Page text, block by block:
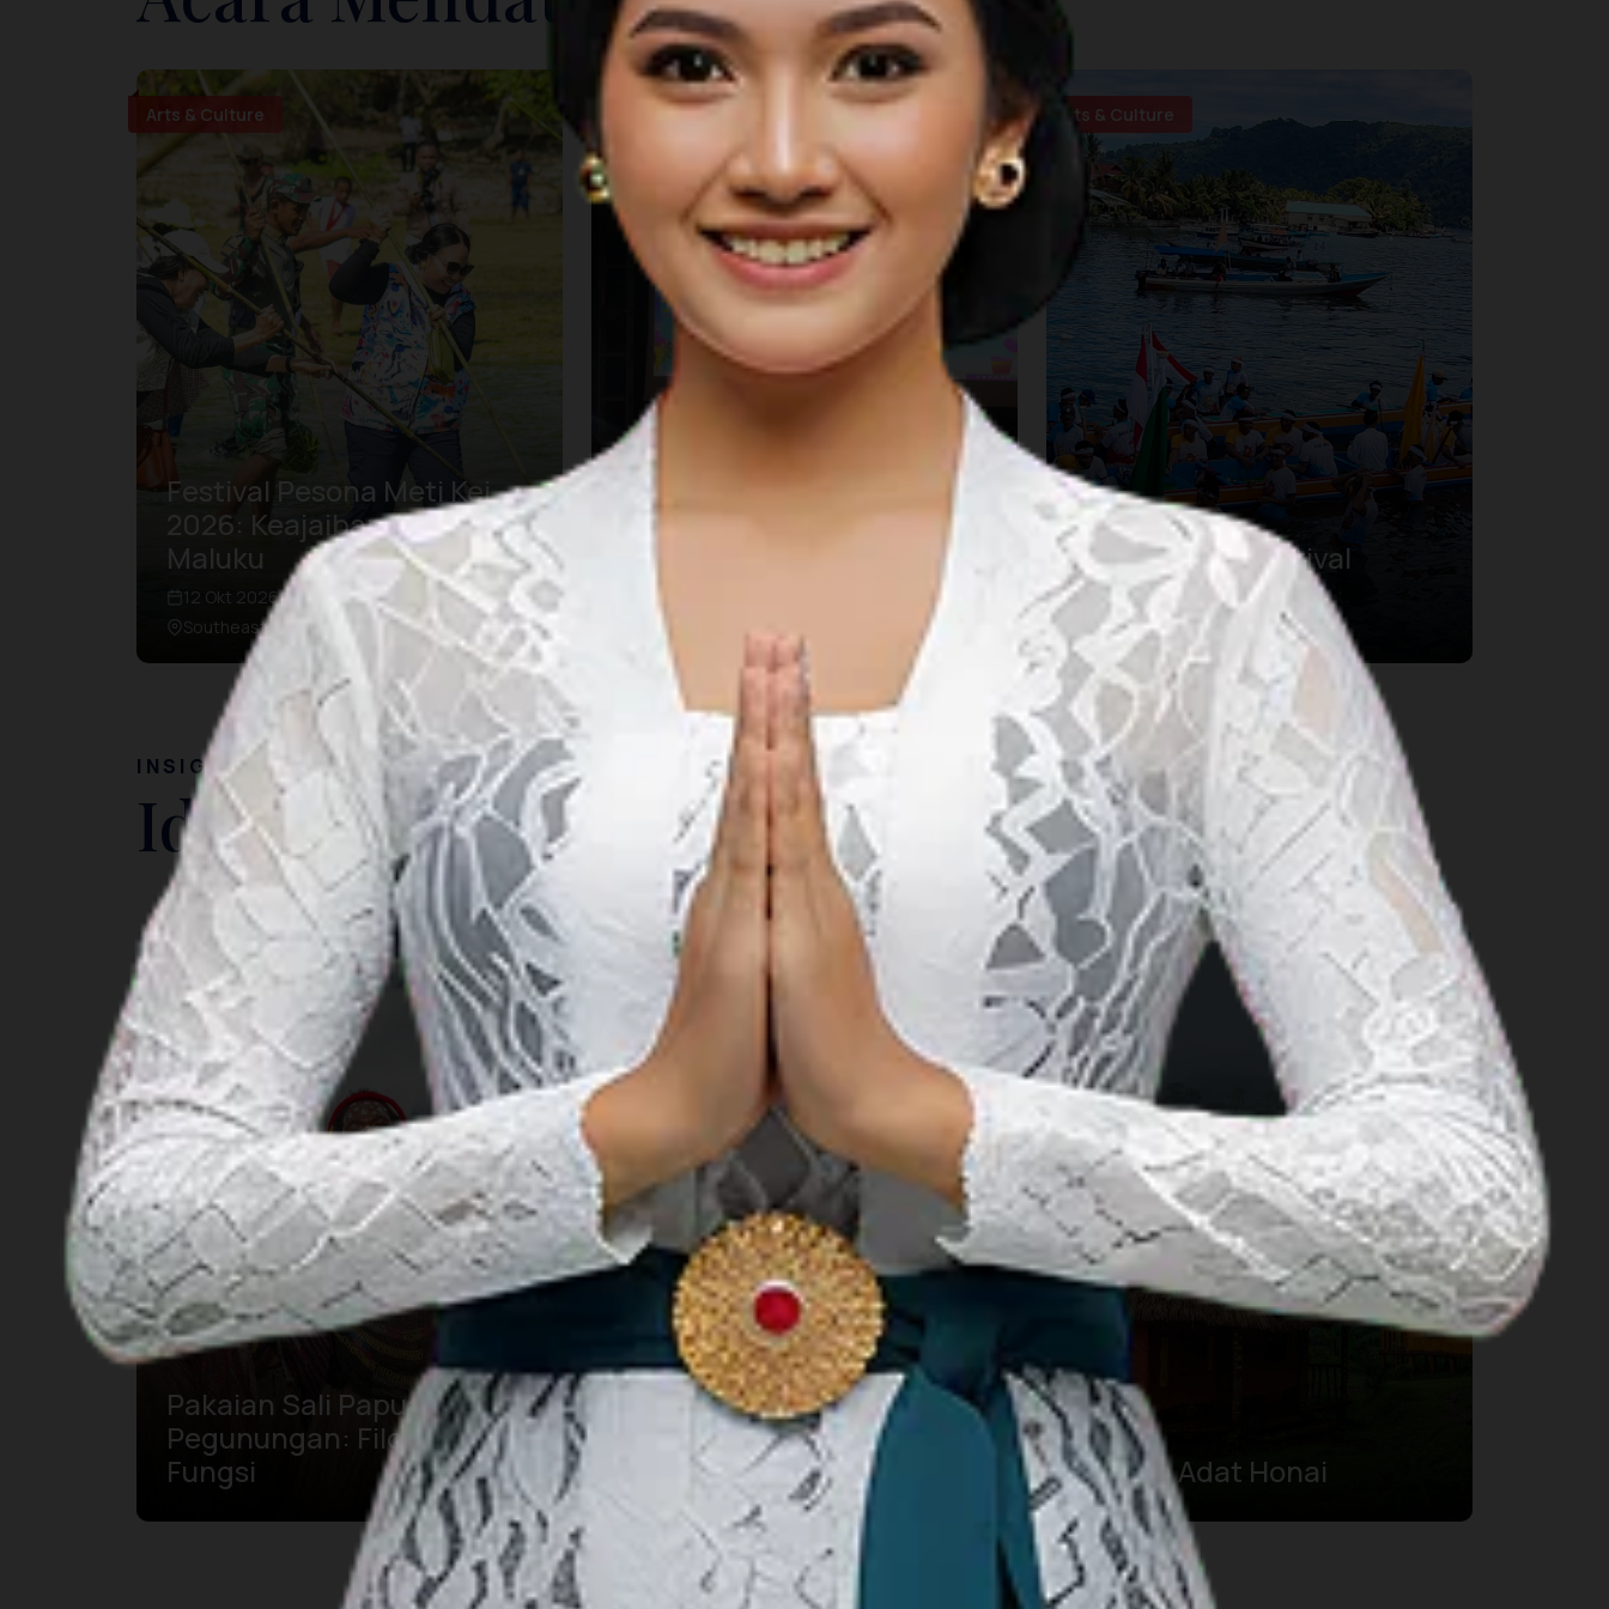
Arts & Culture
Festival Pesona Meti Kei
2026: Keajaiban Alam
Maluku
12 Okt 2026 – 17 Okt 2026
Southeast Maluku
Amboina International
Music Fest
30 Okt 2026 – 31 Okt 2026
Ambon City, Maluku
Arts & Culture
Banda Neira Festival
12 Nov 2026 – 14 Nov 2026
Central Maluku Regency, Maluku
INSIGHT
Ide Perjalanan
Pakaian Sali Papua
Pegunungan: Filosofi dan
Fungsi
Koteka: Pakaian Adat Unik
Suku di Papua
Rumah Adat Honai